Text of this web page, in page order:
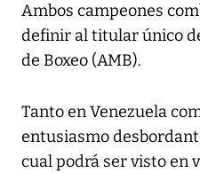
Ambos campeones
definir al titular único
de Boxeo (AMB).
Tanto en Venezuela
entusiasmo
cual podrá ser visto en